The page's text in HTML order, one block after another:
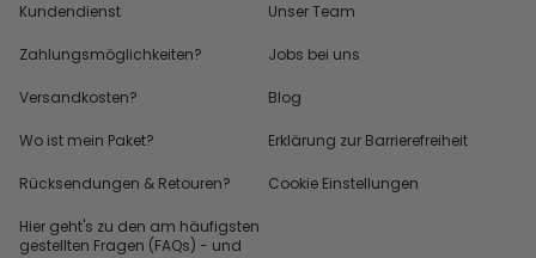
Kundendienst
Zahlungsmöglichkeiten?
Versandkosten?
Wo ist mein Paket?
Rücksendungen & Retouren?
Hier geht's zu den am häufigsten
gestellten Fragen (FAQs) - und
Unser Team
Jobs bei uns
Blog
Erklärung zur Barrierefreiheit
Cookie Einstellungen